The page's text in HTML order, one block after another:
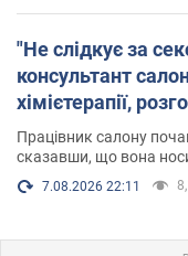
"Не слідкує за
консультант
хімієтерапії,
Працівник салону
сказавши, що вона
7.08.2026 22:11